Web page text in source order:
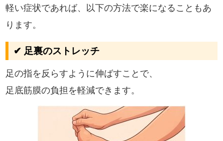
軽い症状であれば、以下の方法で楽になることもあ
ります。
✔ 足裏のストレッチ
足の指を反らすように伸ばすことで、
足底筋膜の負担を軽減できます。